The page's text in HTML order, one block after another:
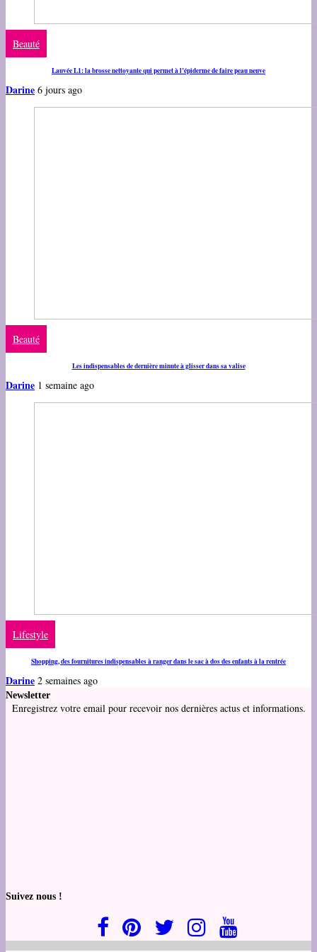
Beauté
Lauvée L1: la brosse nettoyante qui permet à l’épiderme de faire peau neuve
Darine 6 jours ago
Beauté
Les indispensables de dernière minute à glisser dans sa valise
Darine 1 semaine ago
Lifestyle
Shopping, des fournitures indispensables à ranger dans le sac à dos des enfants à la rentrée
Darine 2 semaines ago
Newsletter
Enregistrez votre email pour recevoir nos dernières actus et informations.
Suivez nous !